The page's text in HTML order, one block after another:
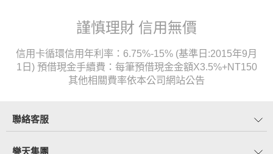
謹慎理財 信用無價
信用卡循環信用年利率：6.75%-15% (基準日:2015年9月
1日) 預借現金手續費：每筆預借現金金額X3.5%+NT150
其他相關費率依本公司網站公告
聯絡客服
樂天集團